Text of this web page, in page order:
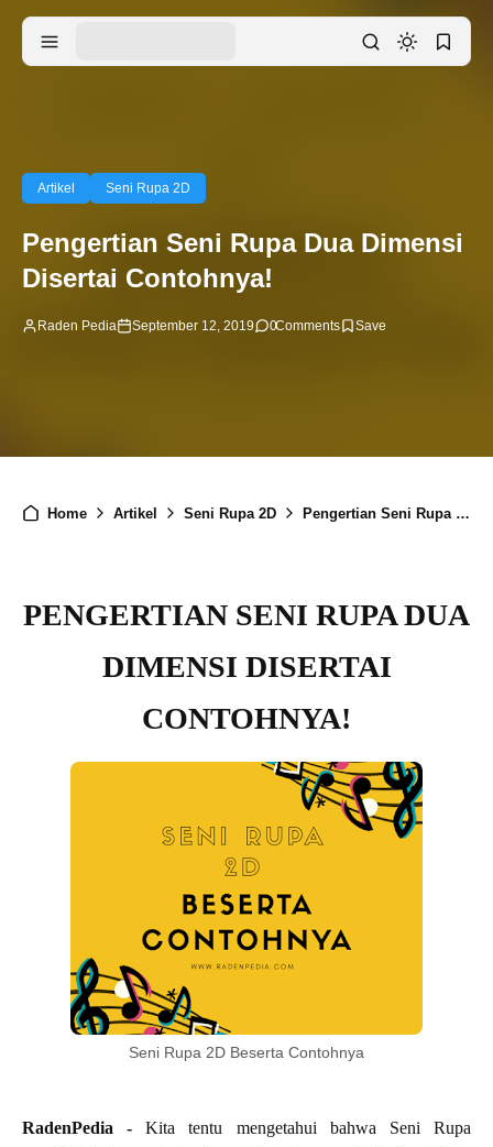
Artikel Seni Rupa 2D
Pengertian Seni Rupa Dua Dimensi
Disertai Contohnya!
Raden Pedia September 12, 2019 0Comments
Home Artikel Seni Rupa 2D Pengertian Seni Rupa Dua Dimensi Disertai Contohnya!
PENGERTIAN SENI RUPA DUA
DIMENSI DISERTAI
CONTOHNYA!
Seni Rupa 2D Beserta Contohnya
RadenPedia - Kita tentu mengetahui bahwa Seni Rupa